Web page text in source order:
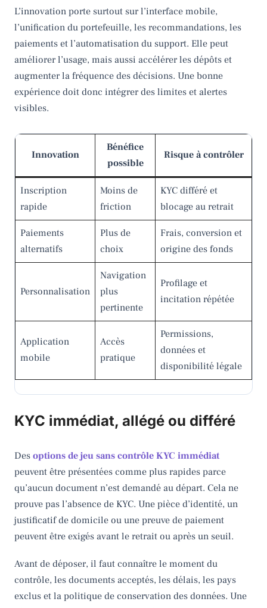
L’innovation porte surtout sur l’interface mobile,
l’unification du portefeuille, les recommandations, les
paiements et l’automatisation du support. Elle peut
améliorer l’usage, mais aussi accélérer les dépôts et
augmenter la fréquence des décisions. Une bonne
expérience doit donc intégrer des limites et alertes
visibles.
Innovation
Bénéfice
possible
Risque à contrôler
Inscription
rapide
Moins de
friction
KYC différé et
blocage au retrait
Paiements
alternatifs
Plus de
choix
Frais, conversion et
origine des fonds
Personnalisation
Navigation
plus
pertinente
Profilage et
incitation répétée
Application
mobile
Accès
pratique
Permissions,
données et
disponibilité légale
KYC immédiat, allégé ou différé
Des options de jeu sans contrôle KYC immédiat
peuvent être présentées comme plus rapides parce
qu’aucun document n’est demandé au départ. Cela ne
prouve pas l’absence de KYC. Une pièce d’identité, un
justificatif de domicile ou une preuve de paiement
peuvent être exigés avant le retrait ou après un seuil.
Avant de déposer, il faut connaître le moment du
contrôle, les documents acceptés, les délais, les pays
exclus et la politique de conservation des données. Une